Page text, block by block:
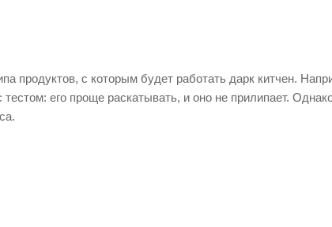
продуктов, с которым будет работать дарк китчен.
его проще раскатывать, и оно не прилипает.